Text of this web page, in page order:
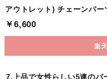
アウトレット) チェーンパー
￥6,600
楽
7.上品で女性らしい5連のパ